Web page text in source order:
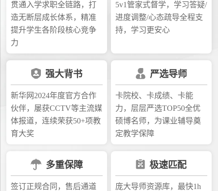
贯通入学求职全链路，打
造无断层成长体系，精准
提升学生各阶段核心竞争
力
5v1管家式督学，学习答疑/
进度调整/心态疏导全程支
持，学习更安心
强大背书
新华网2024年度官方合作
伙伴，屡获CCTV等主流媒
体报道，连续荣获50+项教
育大奖
严选导师
卡院校、卡成绩、卡能
力，层层严选TOP50全优
硕博名师，为课业辅导奠
定教学保障
多重保障
签订正规合同，售后通道
极速匹配
庞大导师资源库，最快1h